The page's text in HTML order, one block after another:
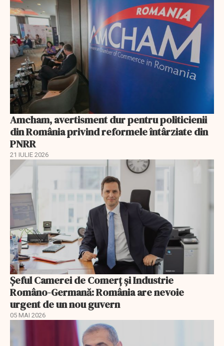
Amcham, avertisment dur pentru politicienii
din România privind reformele întârziate din
PNRR
21 IULIE 2026
Șeful Camerei de Comerț și Industrie
Româno-Germană: România are nevoie
urgent de un nou guvern
05 MAI 2026